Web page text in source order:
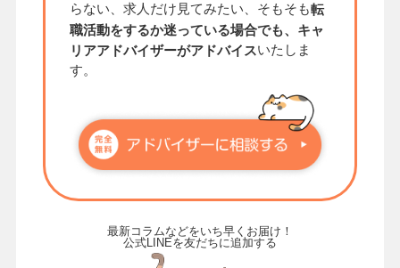
らない、求人だけ見てみたい、そもそも転
職活動をするか迷っている場合でも、キャ
リアアドバイザーがアドバイスいたしま
す。
最新コラムなどをいち早くお届け！
公式LINEを友だちに追加する